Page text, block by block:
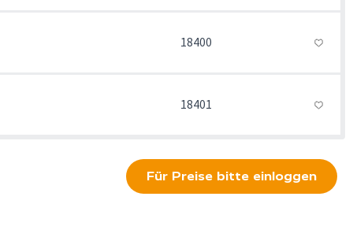
18400
18401
Für Preise bitte einloggen